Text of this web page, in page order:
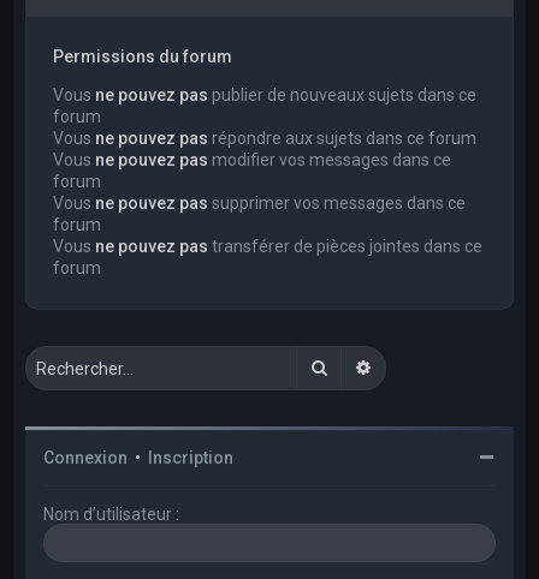
Permissions du forum
Vous ne pouvez pas publier de nouveaux sujets dans ce
forum
Vous ne pouvez pas répondre aux sujets dans ce forum
Vous ne pouvez pas modifier vos messages dans ce
forum
Vous ne pouvez pas supprimer vos messages dans ce
forum
Vous ne pouvez pas transférer de pièces jointes dans ce
forum
RechercherRecherche avancée
Connexion • Inscription
Nom d’utilisateur :